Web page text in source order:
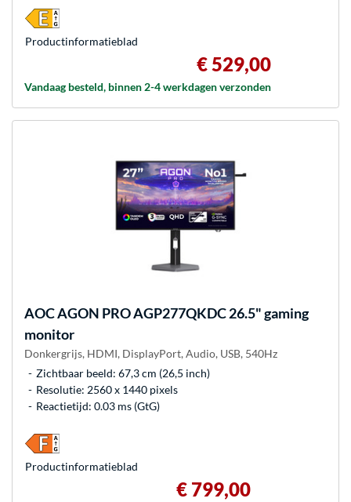
€ 529,00
Vandaag besteld, binnen 2-4 werkdagen verzonden
Product­informatieblad
AOCAGON PRO AGP277QKDC 26.5" gaming
monitor
Donkergrijs, HDMI, DisplayPort, Audio, USB, 540Hz
Zichtbaar beeld: 67,3 cm (26,5 inch)
Resolutie: 2560 x 1440 pixels
Reactietijd: 0.03 ms (GtG)
€ 799,00
Product­informatieblad